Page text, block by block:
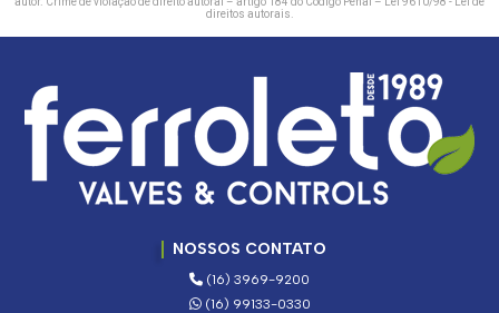
direitos autorais
NOSSOS CONTATO
(16) 3969-9200
(16) 99133-0330